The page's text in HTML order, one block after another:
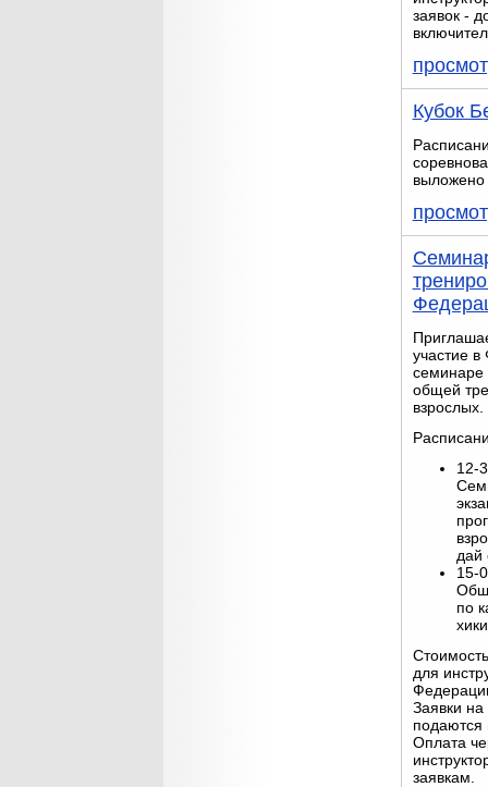
заявок -
Кубок
выложено
участие
семинаре
общей
взрослых.
12-
дай
15-
по
для
Заявки на
подаются
Оплата
заявкам.